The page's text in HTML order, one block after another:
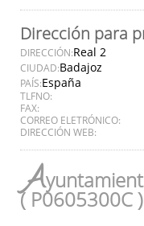
Dirección para
DIRECCIÓN:Real 2
CIUDAD:Badajoz
PAÍS:España
TLFNO:
FAX:
CORREO ELETRÓNICO:
DIRECCIÓN WEB:
A
( P0605300C )